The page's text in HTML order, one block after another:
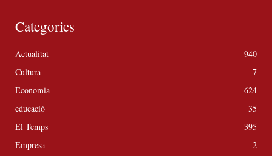
Categories
Actualitat
940
Cultura
7
Economia
624
educació
35
El Temps
395
Empresa
2